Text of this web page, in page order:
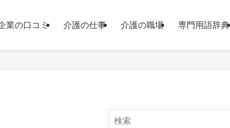
業の口コミ 介護の仕事 介護の職場 専門用語辞典